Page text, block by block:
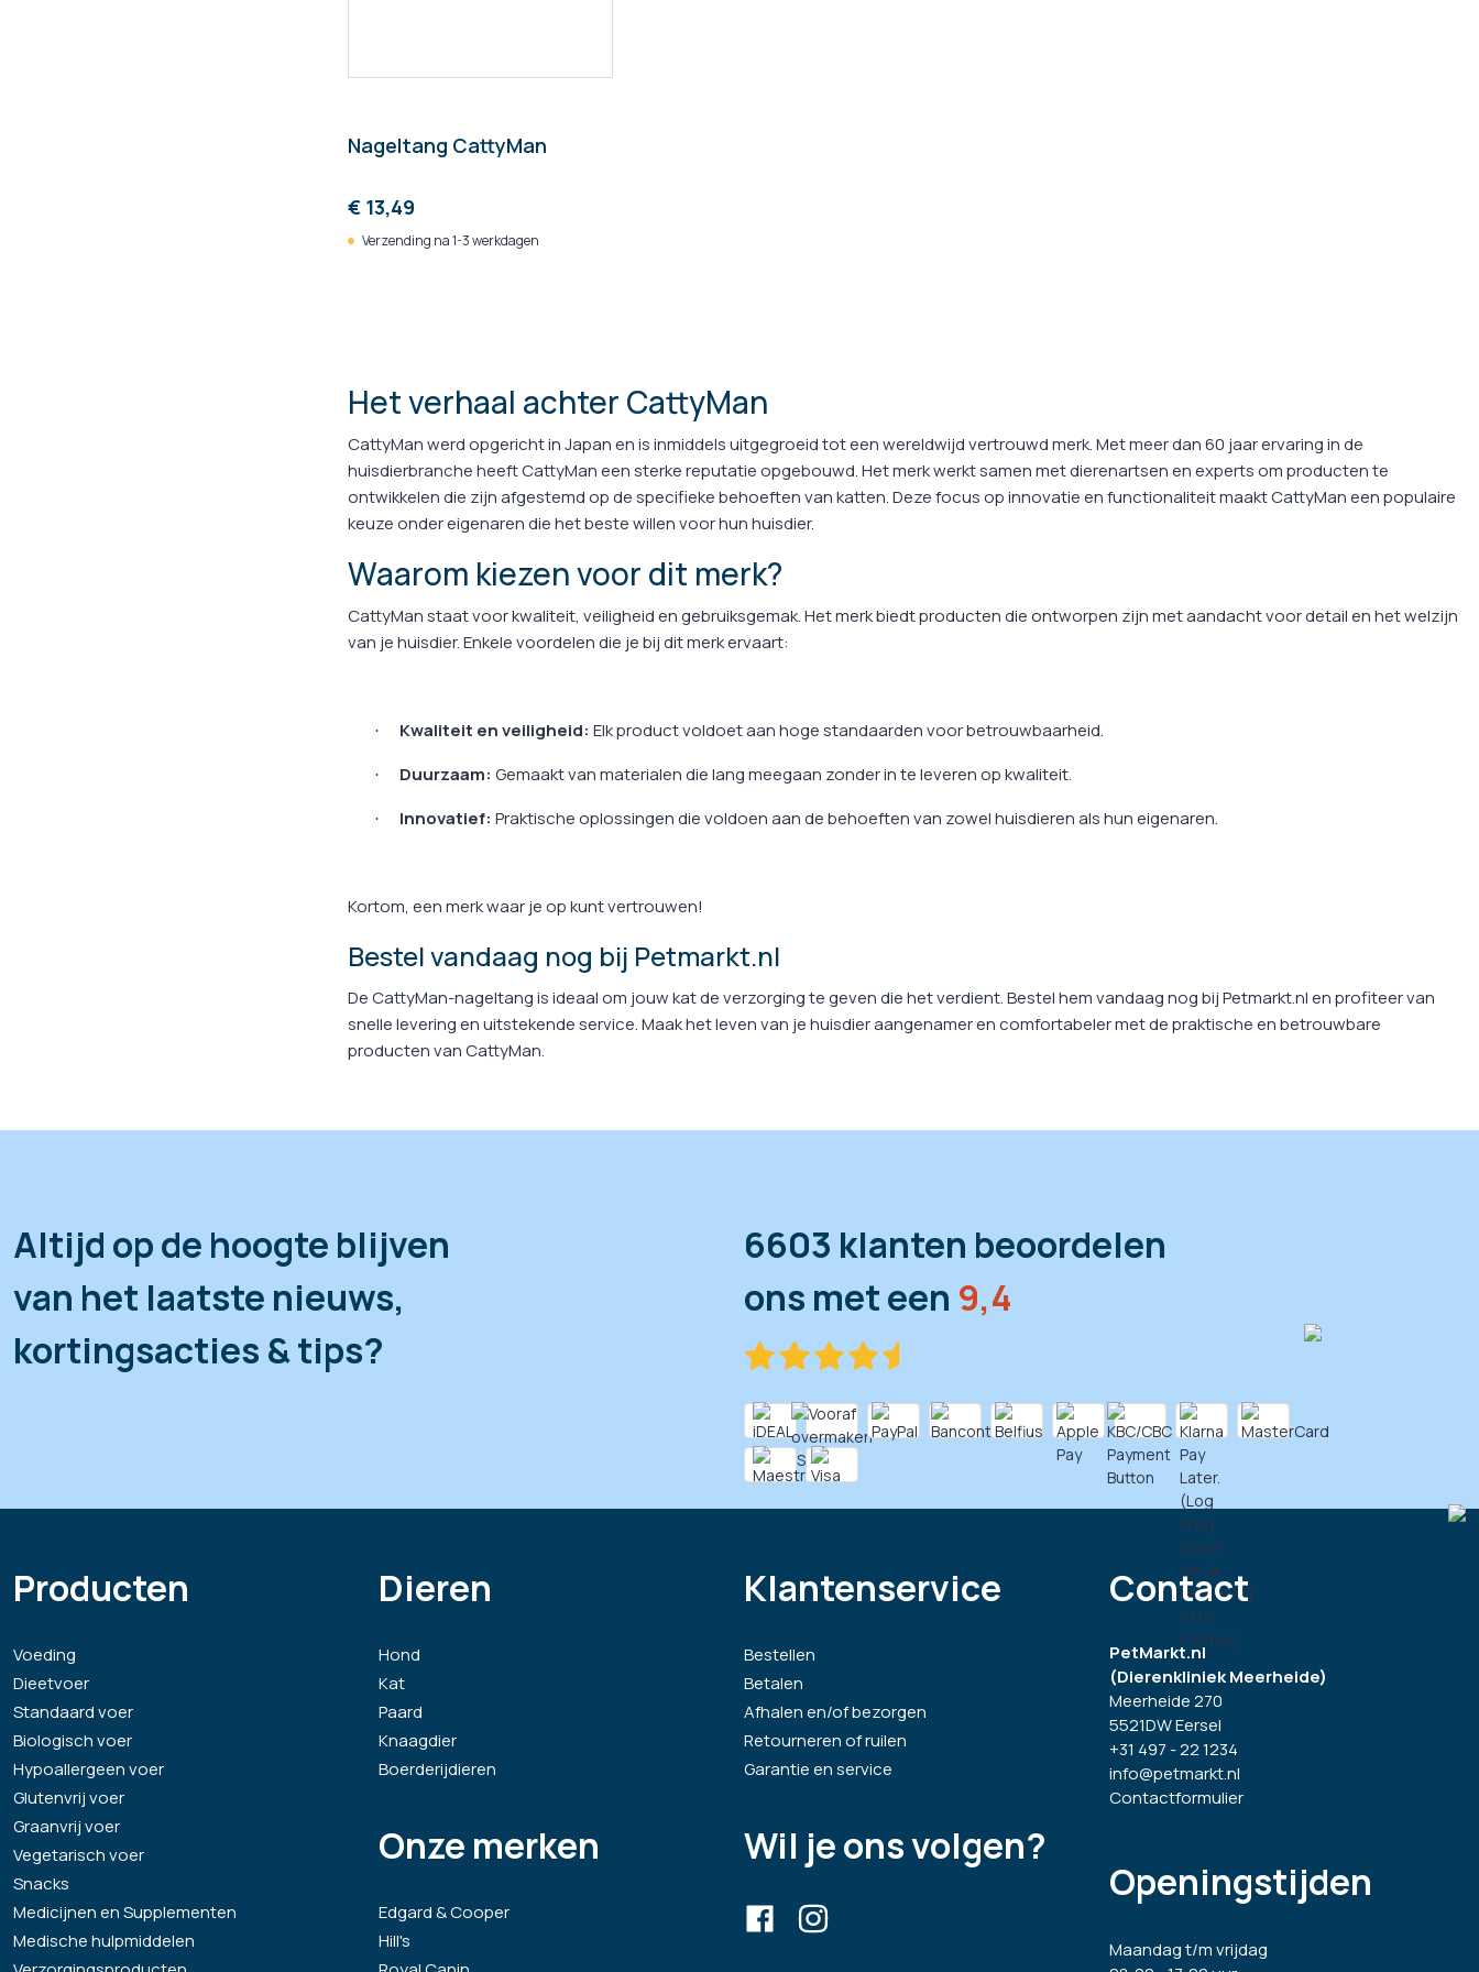
Nageltang CattyMan
€ 13,49
Verzending na 1-3 werkdagen
Het verhaal achter CattyMan
CattyMan werd opgericht in Japan en is inmiddels uitgegroeid tot een wereldwijd vertrouwd merk. Met meer dan 60 jaar ervaring in de
huisdierbranche heeft CattyMan een sterke reputatie opgebouwd. Het merk werkt samen met dierenartsen en experts om producten te
ontwikkelen die zijn afgestemd op de specifieke behoeften van katten. Deze focus op innovatie en functionaliteit maakt CattyMan een populaire
keuze onder eigenaren die het beste willen voor hun huisdier.
Waarom kiezen voor dit merk?
CattyMan staat voor kwaliteit, veiligheid en gebruiksgemak. Het merk biedt producten die ontworpen zijn met aandacht voor detail en het welzijn
van je huisdier. Enkele voordelen die je bij dit merk ervaart:
· Kwaliteit en veiligheid: Elk product voldoet aan hoge standaarden voor betrouwbaarheid.
· Duurzaam: Gemaakt van materialen die lang meegaan zonder in te leveren op kwaliteit.
· Innovatief: Praktische oplossingen die voldoen aan de behoeften van zowel huisdieren als hun eigenaren.
Kortom, een merk waar je op kunt vertrouwen!
Bestel vandaag nog bij Petmarkt.nl
De CattyMan-nageltang is ideaal om jouw kat de verzorging te geven die het verdient. Bestel hem vandaag nog bij Petmarkt.nl en profiteer van
snelle levering en uitstekende service. Maak het leven van je huisdier aangenamer en comfortabeler met de praktische en betrouwbare
producten van CattyMan.
Altijd op de hoogte blijven
van het laatste nieuws,
kortingsacties & tips?
6603 klanten beoordelen
ons met een 9,4
Producten
Voeding
Dieetvoer
Standaard voer
Biologisch voer
Hypoallergeen voer
Glutenvrij voer
Graanvrij voer
Vegetarisch voer
Snacks
Medicijnen en Supplementen
Medische hulpmiddelen
Dieren
Hond
Kat
Paard
Knaagdier
Boerderijdieren
Onze merken
Edgard & Cooper
Hill's
Klantenservice
Bestellen
Betalen
Afhalen en/of bezorgen
Retourneren of ruilen
Garantie en service
Wil je ons volgen?
Contact
PetMarkt.nl
(Dierenkliniek Meerheide)
Meerheide 270
5521DW Eersel
+31 497 - 22 1234
info@petmarkt.nl
Contactformulier
Openingstijden
Maandag t/m vrijdag